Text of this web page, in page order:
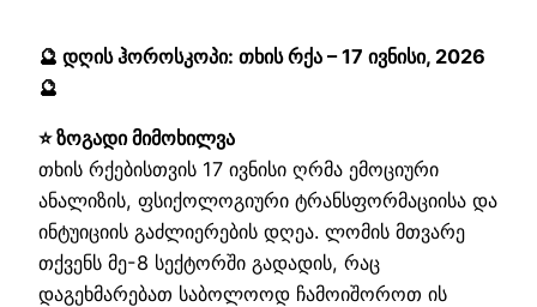
🔮 დღის ჰოროსკოპი: თხის რქა – 17 ივნისი, 2026
🔮
⭐ ზოგადი მიმოხილვა
თხის რქებისთვის 17 ივნისი ღრმა ემოციური
ანალიზის, ფსიქოლოგიური ტრანსფორმაციისა და
ინტუიციის გაძლიერების დღეა. ლომის მთვარე
თქვენს მე-8 სექტორში გადადის, რაც
დაგეხმარებათ საბოლოოდ ჩამოიშოროთ ის